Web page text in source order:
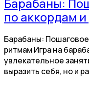
Барабаны:
по аккордам
Барабаны:
ритмам Игра на
увлекательное
выразить себя, но и